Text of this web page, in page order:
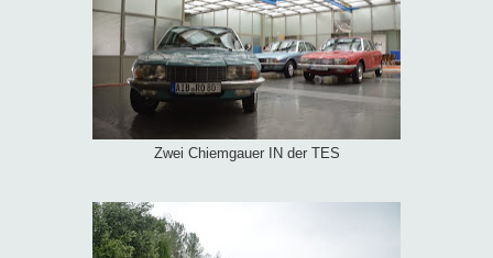
Zwei Chiemgauer IN der TES